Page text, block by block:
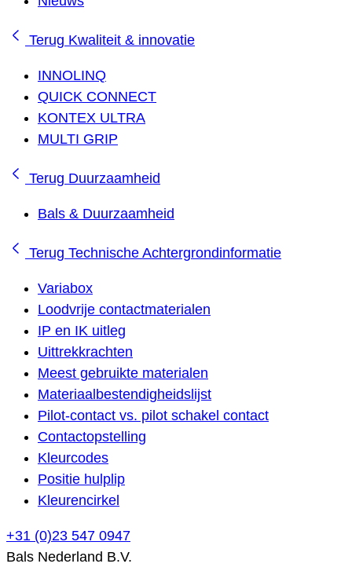
Terug Kwaliteit & innovatie
INNOLINQ
QUICK CONNECT
KONTEX ULTRA
MULTI GRIP
Terug Duurzaamheid
Bals & Duurzaamheid
Terug Technische Achtergrondinformatie
Variabox
Loodvrije contactmaterialen
IP en IK uitleg
Uittrekkrachten
Meest gebruikte materialen
Materiaalbestendigheidslijst
Pilot-contact vs. pilot schakel contact
Contactopstelling
Kleurcodes
Positie hulplip
Kleurencirkel
+31 (0)23 547 0947
Bals Nederland B.V.